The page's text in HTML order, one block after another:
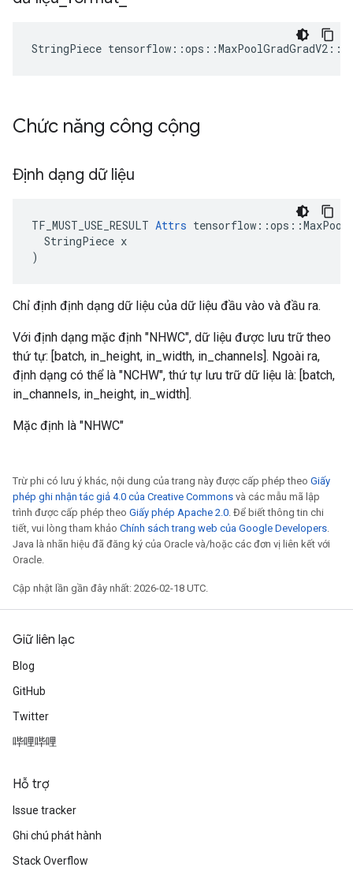
StringPiece
Chức năng công cộng
Định dạng dữ liệu
TF_MUST_USE_RESULT Attrs
  StringPiece x
)
Chỉ định định dạng dữ liệu của dữ liệu đầu vào và đầu ra.
Với định dạng mặc định "NHWC", dữ liệu được lưu trữ theo
thứ tự: [batch, in_height, in_width, in_channels]. Ngoài ra,
định dạng có thể là "NCHW", thứ tự lưu trữ dữ liệu là: [batch,
in_channels, in_height, in_width].
Mặc định là "NHWC"
Trừ phi có lưu ý khác, nội dung của trang này được cấp phép theo Giấy
phép ghi nhận tác giả 4.0 của Creative Commons và các mẫu mã lập
trình được cấp phép theo Giấy phép Apache 2.0. Để biết thông tin chi
tiết, vui lòng tham khảo Chính sách trang web của Google Developers.
Java là nhãn hiệu đã đăng ký của Oracle và/hoặc các đơn vị liên kết với
Oracle.
Cập nhật lần gần đây nhất: 2026-02-18 UTC.
Giữ liên lạc
Blog
GitHub
Twitter
哔哩哔哩
Hỗ trợ
Issue tracker
Ghi chú phát hành
Stack Overflow